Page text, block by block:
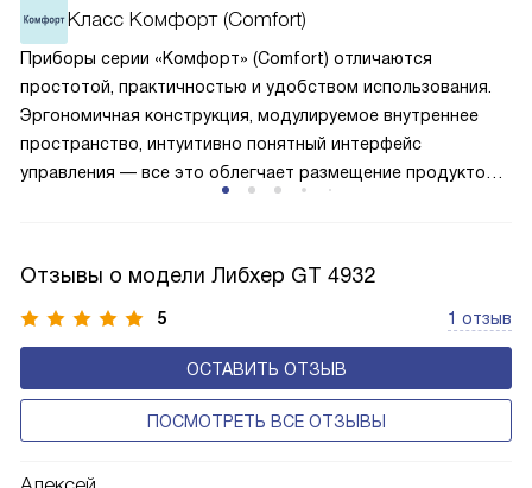
окружающей среде. Компрессор перегоняет его
по охладительному контуру по принципу насоса. Чем
лучше работает «мотор» прибора, тем качественнее
и быстрее происходит охлаждение, затрачивается
меньше электроэнергии.
Класс Комфорт (Comfort)
Приборы серии «Комфорт» (Comfort) отличаются
простотой, практичностью и удобством использования.
Эргономичная конструкция, модулируемое внутреннее
пространство, интуитивно понятный интерфейс
управления — все это облегчает размещение продуктов
Отзывы о модели Либхер GT 4932
5 1 отзыв
ОСТАВИТЬ ОТЗЫВ
ПОСМОТРЕТЬ ВСЕ ОТЗЫВЫ